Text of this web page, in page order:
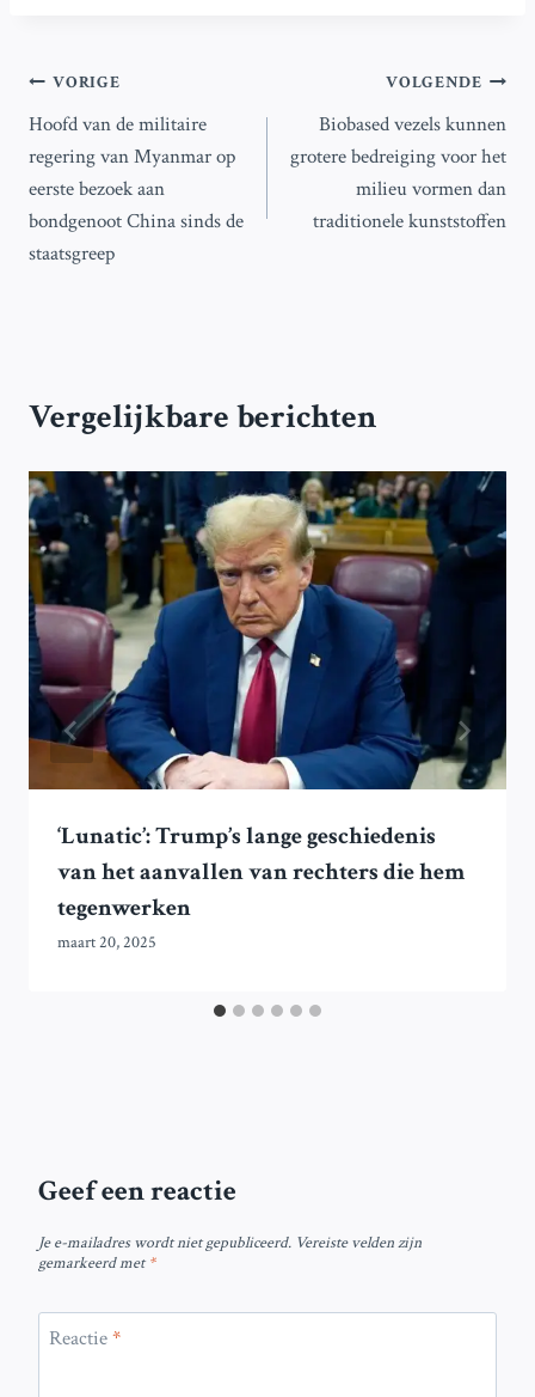
Bericht
navigatie
VORIGE
Hoofd van de militaire
regering van Myanmar op
eerste bezoek aan
bondgenoot China sinds de
staatsgreep
VOLGENDE
Biobased vezels kunnen
grotere bedreiging voor het
milieu vormen dan
traditionele kunststoffen
Vergelijkbare berichten
‘Lunatic’: Trump’s lange geschiedenis
van het aanvallen van rechters die hem
tegenwerken
maart 20, 2025
Geef een reactie
Je e-mailadres wordt niet gepubliceerd. Vereiste velden zijn
gemarkeerd met*
Reactie*